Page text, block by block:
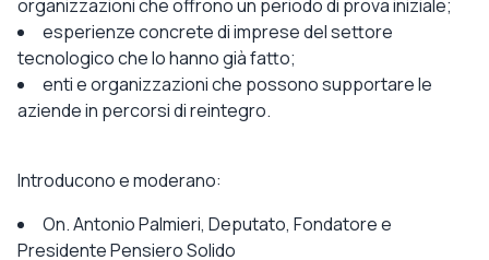
organizzazioni cheoffrono un periodo di prova iniziale;
esperienze concretedi imprese del settore
tecnologico che lo hanno già fatto;
enti e organizzazioniche possono supportare le
aziende in percorsi di reintegro.
Introducono e moderano:
On. Antonio Palmieri, Deputato, Fondatore e
Presidente Pensiero Solido